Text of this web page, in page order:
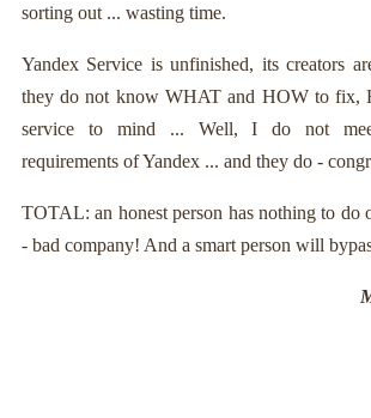
sorting out ... wasting time.
Yandex Service is unfinished, its creators
they do not know WHAT and HOW to fix,
service to mind ... Well, I do not
requirements of Yandex ... and they do -
TOTAL: an honest person has nothing to do
- bad company! And a smart person will